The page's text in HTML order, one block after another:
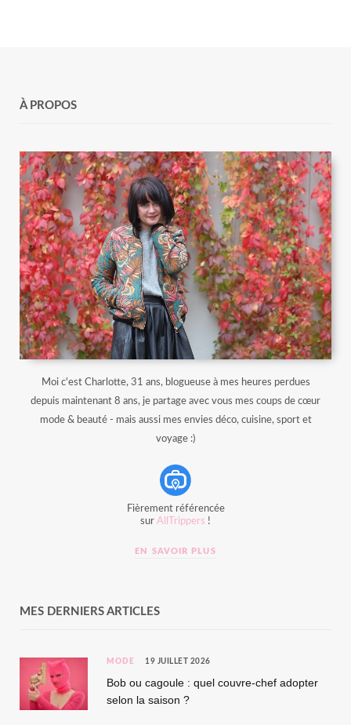
À PROPOS
Moi c'est Charlotte, 31 ans, blogueuse à mes heures perdues
depuis maintenant 8 ans, je partage avec vous mes coups de cœur
mode & beauté - mais aussi mes envies déco, cuisine, sport et
voyage :)
Fièrement référencée
sur AllTrippers !
EN SAVOIR PLUS
MES DERNIERS ARTICLES
MODE 19 JUILLET 2026
Bob ou cagoule : quel couvre-chef adopter
selon la saison ?